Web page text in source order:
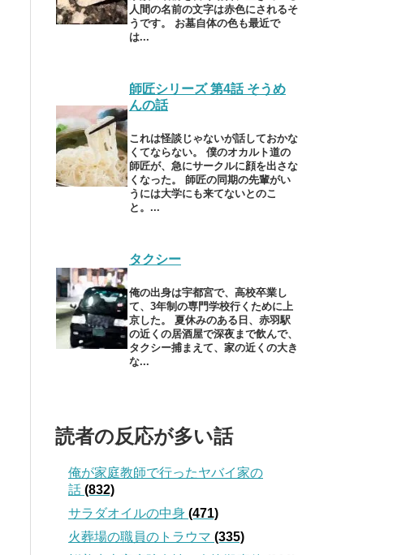
人間の名前の文字は赤色にされるそ
うです。 お墓自体の色も最近で
は...
師匠シリーズ 第4話 そうめ
んの話
これは怪談じゃないが話しておかな
くてならない。 僕のオカルト道の
師匠が、急にサークルに顔を出さな
くなった。 師匠の同期の先輩がい
うには大学にも来てないとのこ
と。...
タクシー
俺の出身は宇都宮で、高校卒業し
て、3年制の専門学校行くために上
京した。 夏休みのある日、赤羽駅
の近くの居酒屋で深夜まで飲んで、
タクシー捕まえて、家の近くの大き
な...
読者の反応が多い話
俺が家庭教師で行ったヤバイ家の
話 (832)
サラダオイルの中身 (471)
火葬場の職員のトラウマ (335)